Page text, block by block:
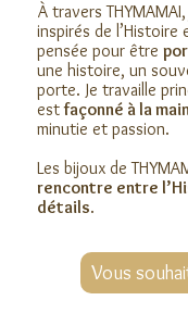
À travers
inspirés de
pensée pour être
une histoire, un
porte. Je travaille
estfaçonné à la
minutie et passion.
Les bijoux de
rencontre entre
détails.
Vous